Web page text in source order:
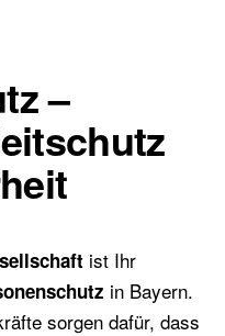
–
ist Ihr
in Bayern.
sorgen dafür, dass